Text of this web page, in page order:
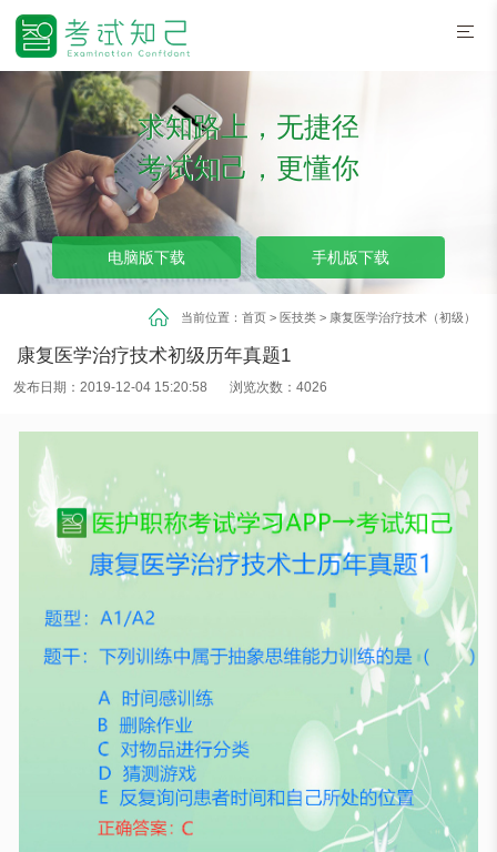
求知路上，无捷径
考试知己，更懂你
电脑版下载 手机版下载
当前位置： 首页> 医技类> 康复医学治疗技术（初级）
康复医学治疗技术初级历年真题1
发布日期：2019-12-04 15:20:58 浏览次数：4026